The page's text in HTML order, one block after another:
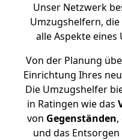
Unser Netzwerk
Umzugshelfern,
alle Aspekte
Von der Planung
Einrichtung Ihres
Die Umzugshelfer
in Ratingen wie das
von Gegenständen
und das